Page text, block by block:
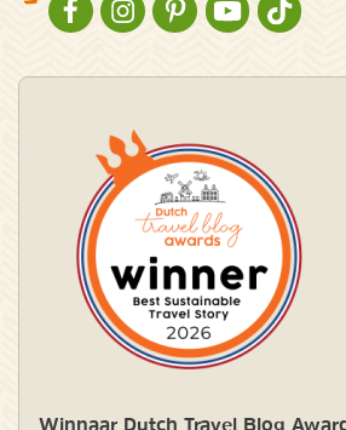
NATURESCANNER OP FACEBOOK
NATURESCANNER OP
NATURESCANNER OP
Winnaar Dutch Travel Blog